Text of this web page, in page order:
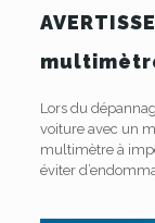
Lors du
voiture avec un
multimètre à
éviter